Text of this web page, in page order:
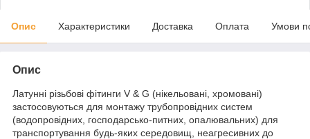
Опис Характеристики Доставка Оплата Умови
Опис
Латунні різьбові фітинги V & G (нікельовані, хромовані)
застосовуються для монтажу трубопровідних систем
(водопровідних, господарсько-питних, опалювальних) для
транспортування будь-яких середовищ, неагресивних до